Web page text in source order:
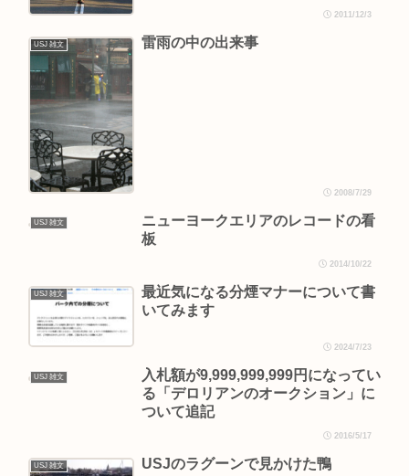
2011/12/3
USJ 雑文 雷雨の中の出来事
2008/7/29
USJ 雑文
ニューヨークエリアのレコードの看
板
2014/10/22
USJ 雑文
最近気になる分煙マナーについて書
いてみます
2024/7/23
USJ 雑文
入札額が9,999,999,999円になってい
る「デロリアンのオークション」に
ついて追記
2016/5/17
USJ 雑文 USJのラグーンで見かけた鴨